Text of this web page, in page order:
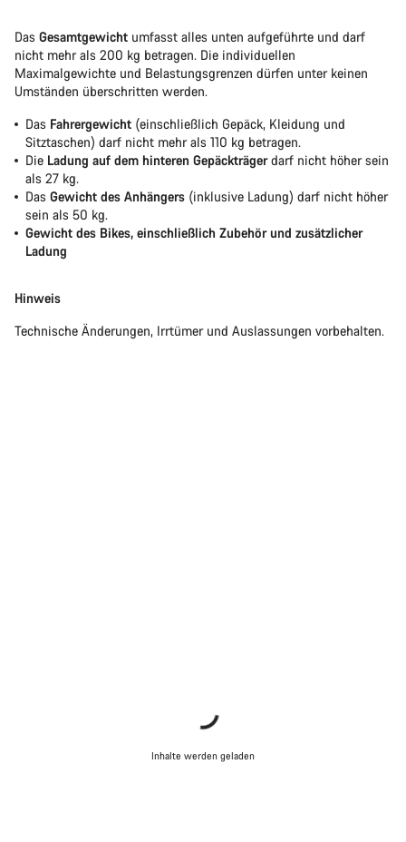
Das Gesamtgewicht umfasst alles unten aufgeführte und darf
nicht mehr als 200 kg betragen. Die individuellen
Maximalgewichte und Belastungsgrenzen dürfen unter keinen
Umständen überschritten werden.
Das Fahrergewicht (einschließlich Gepäck, Kleidung und
Sitztaschen) darf nicht mehr als 110 kg betragen.
Die Ladung auf dem hinteren Gepäckträgerdarf nicht höher sein
als 27 kg.
Das Gewicht des Anhängers (inklusive Ladung) darf nicht höher
sein als 50 kg.
Gewicht des Bikes, einschließlich Zubehör und zusätzlicher
Ladung
Hinweis
Technische Änderungen, Irrtümer und Auslassungen vorbehalten.
Inhalte werden geladen